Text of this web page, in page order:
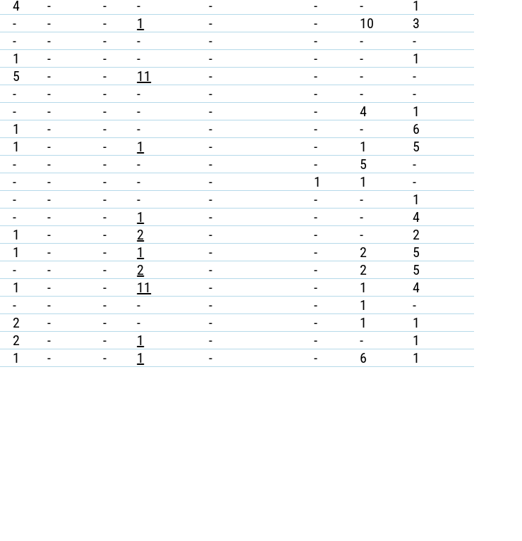
4 - - - - - -
1
- - - 1 - - 10
3
- - - - - - -
-
1 - - - - - -
1
5 - - 11 - - -
-
- - - - - - -
-
- - - - - - 4
1
1 - - - - - -
6
1 - - 1 - - 1
5
- - - - - - 5
-
- - - - - 1 1
-
- - - - - - -
1
- - - 1 - - -
4
1 - - 2 - - -
2
1 - - 1 - - 2
5
- - - 2 - - 2
5
1 - - 11 - - 1
4
- - - - - - 1
-
2 - - - - - 1
1
2 - - 1 - - -
1
1 - - 1 - - 6 1